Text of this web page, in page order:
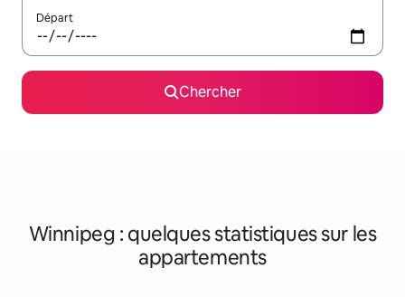
Départ
Chercher
Winnipeg : quelques statistiques sur les
appartements